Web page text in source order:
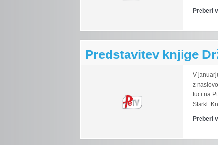
Preberi
Predstavitev knjige
V
z
tudi na
Starkl.
Preberi